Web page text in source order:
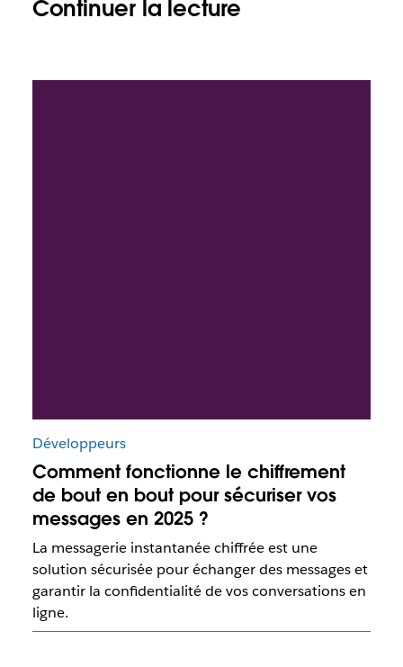
Continuer la lecture
Développeurs
Comment fonctionne le chiffrement
de bout en bout pour sécuriser vos
messages en 2025 ?
La messagerie instantanée chiffrée est une
solution sécurisée pour échanger des messages et
garantir la confidentialité de vos conversations en
ligne.